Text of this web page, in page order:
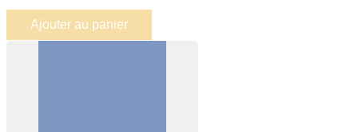
Ajouter au panier